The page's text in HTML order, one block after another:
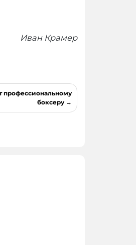
Иван Крамер
профессиональному
боксеру